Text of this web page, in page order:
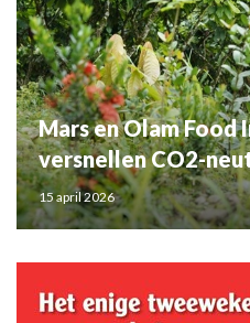
Mars en Olam Food
versnellen CO2-
15 april 2026